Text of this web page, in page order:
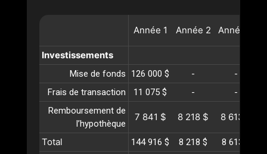
Année 1 Année 2 Année
Investissements
Mise de fonds 126 000 $ -
-
Frais de transaction
11 075 $ -
-
Remboursement de
l’hypothèque
7 841 $ 8 218 $ 8 613 $
Total 144 916 $ 8 218 $ 8 613 $